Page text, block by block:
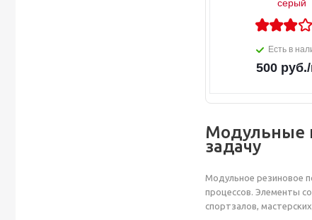
серый
Есть в
500руб.
Модульные
задачу
Модульное резиновое
процессов. Элементы
спортзалов,